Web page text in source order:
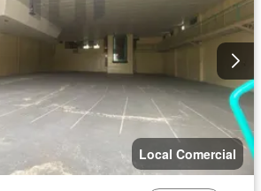
Local Comercial